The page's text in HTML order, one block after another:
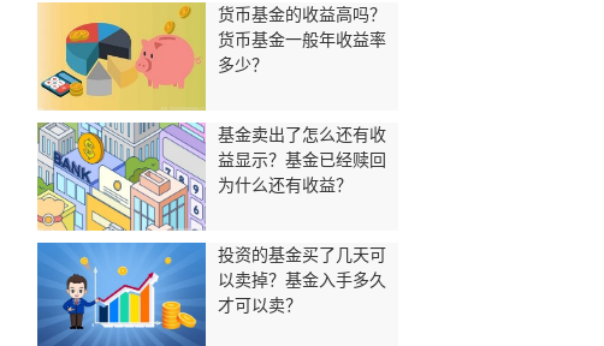
货币基金的收益高吗？
货币基金一般年收益率
多少？
基金卖出了怎么还有收
益显示？基金已经赎回
为什么还有收益？
投资的基金买了几天可
以卖掉？基金入手多久
才可以卖？